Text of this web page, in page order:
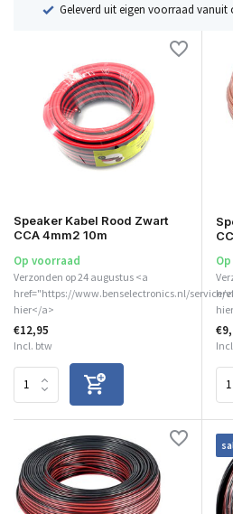
Geleverd uit eigen voorraad vanuit
Speaker Kabel Rood Zwart
CCA 4mm2 10m
Op voorraad
Verzonden op 24 augustus <a
href="https://www.benselectronics.nl/
hier</a>
€12,95
Incl. btw